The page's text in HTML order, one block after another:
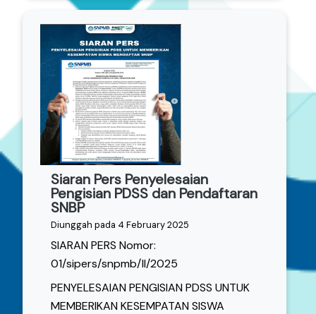
Siaran Pers Penyelesaian
Pengisian PDSS dan Pendaftaran
SNBP
Diunggah pada 4 February 2025
SIARAN PERS Nomor:
01/sipers/snpmb/II/2025
PENYELESAIAN PENGISIAN PDSS UNTUK
MEMBERIKAN KESEMPATAN SISWA